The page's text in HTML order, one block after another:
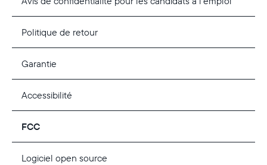
Politique de retour
Garantie
Accessibilité
FCC
Logiciel open source